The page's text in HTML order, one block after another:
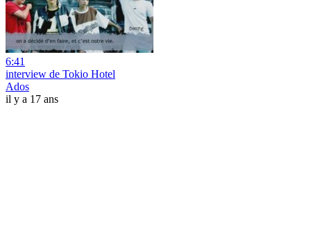
6:41
interview de Tokio Hotel
Ados
il y a 17 ans